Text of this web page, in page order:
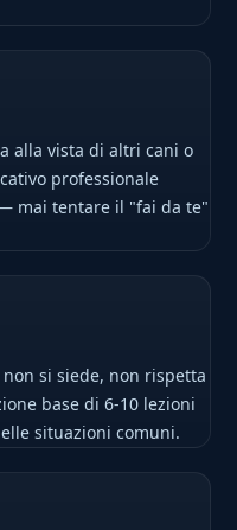
alla vista di altri cani o
professionale
mai tentare il "fai da te"
si siede, non rispetta
base di 6-10 lezioni
situazioni comuni.